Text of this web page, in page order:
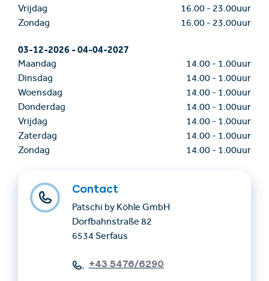
Vrijdag
16.00 - 23.00uur
Zondag
16.00 - 23.00uur
03-12-2026-04-04-2027
Maandag 14.00 - 1.00uur
Dinsdag
14.00 - 1.00uur
Woensdag
14.00 - 1.00uur
Donderdag
14.00 - 1.00uur
Vrijdag
14.00 - 1.00uur
Zaterdag
14.00 - 1.00uur
Zondag
14.00 - 1.00uur
Contact
Patschi by Köhle GmbH
Dorfbahnstraße 82
6534 Serfaus
+43 5476/6290